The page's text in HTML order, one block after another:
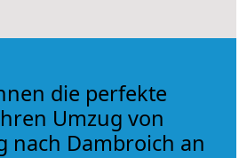
die perfekte
Umzug von
nach Dambroich an